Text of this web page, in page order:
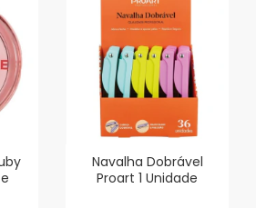
Navalha Dobrável
Proart 1 Unidade